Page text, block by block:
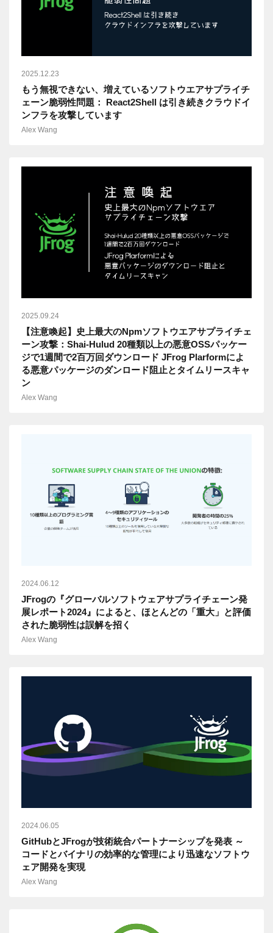
2025.12.23
もう無視できない、増えているソフトウエアサプライチ
ェーン脆弱性問題： React2Shell は引き続きクラウドイ
ンフラを攻撃しています
Alex Wang
2025.09.24
【注意喚起】史上最大のNpmソフトウエアサプライチェ
ーン攻撃：Shai-Hulud 20種類以上の悪意OSSパッケー
ジで1週間で2百万回ダウンロード JFrog Plarformによ
る悪意パッケージのダンロード阻止とタイムリースキャ
ン
Alex Wang
2024.06.12
JFrogの『グローバルソフトウェアサプライチェーン発
展レポート2024』によると、ほとんどの「重大」と評価
された脆弱性は誤解を招く
Alex Wang
2024.06.05
GitHubとJFrogが技術統合パートナーシップを発表 ～
コードとバイナリの効率的な管理により迅速なソフトウ
ェア開発を実現
Alex Wang